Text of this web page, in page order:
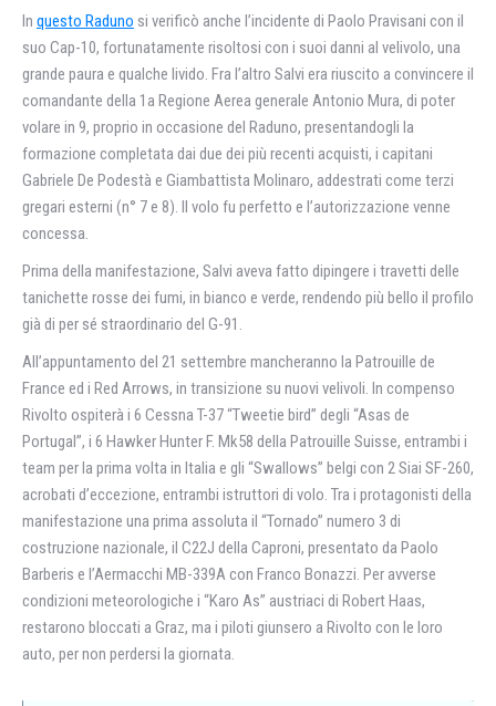
In questo Raduno si verificò anche l’incidente di Paolo Pravisani con il
suo Cap-10, fortunatamente risoltosi con i suoi danni al velivolo, una
grande paura e qualche livido. Fra l’altro Salvi era riuscito a convincere il
comandante della 1a Regione Aerea generale Antonio Mura, di poter
volare in 9, proprio in occasione del Raduno, presentandogli la
formazione completata dai due dei più recenti acquisti, i capitani
Gabriele De Podestà e Giambattista Molinaro, addestrati come terzi
gregari esterni (n° 7 e 8). Il volo fu perfetto e l’autorizzazione venne
concessa.
Prima della manifestazione, Salvi aveva fatto dipingere i travetti delle
tanichette rosse dei fumi, in bianco e verde, rendendo più bello il profilo
già di per sé straordinario del G-91.
All’appuntamento del 21 settembre mancheranno la Patrouille de
France ed i Red Arrows, in transizione su nuovi velivoli. In compenso
Rivolto ospiterà i 6 Cessna T-37 “Tweetie bird” degli “Asas de
Portugal”, i 6 Hawker Hunter F. Mk58 della Patrouille Suisse, entrambi i
team per la prima volta in Italia e gli “Swallows” belgi con 2 Siai SF-260,
acrobati d’eccezione, entrambi istruttori di volo. Tra i protagonisti della
manifestazione una prima assoluta il “Tornado” numero 3 di
costruzione nazionale, il C22J della Caproni, presentato da Paolo
Barberis e l’Aermacchi MB-339A con Franco Bonazzi. Per avverse
condizioni meteorologiche i “Karo As” austriaci di Robert Haas,
restarono bloccati a Graz, ma i piloti giunsero a Rivolto con le loro
auto, per non perdersi la giornata.